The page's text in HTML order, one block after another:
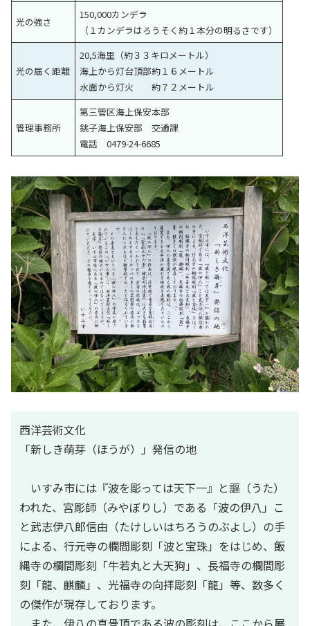
光の強さ
150,000カンデラ
（１カンデラはろうそく約１本分の明るさです）
光の届く距離
20,5海里（約３３キロメートル）
海上から灯台頂部約１６メートル
水面から灯火 約７２メートル
管理事務所
第三管区海上保安本部
銚子海上保安部 交通課
電話 0479-24-6685
西洋芸術文化
「新しき萌芽（ほうが）」発信の地
いすみ市には『波を彫っては天下一』と謳（うた）
われた、宮彫師（みやぼりし）である「波の伊八」こ
と武志伊八郎信由（たけしいはちろうのぶよし）の手
による、行元寺の欄間彫刻「波と宝珠」をはじめ、飯
縄寺の欄間彫刻「牛若丸と大天狗」、長福寺の欄間彫
刻「龍、麒麟」、光福寺の向拝彫刻「龍」等、数多く
の傑作が現存しております。